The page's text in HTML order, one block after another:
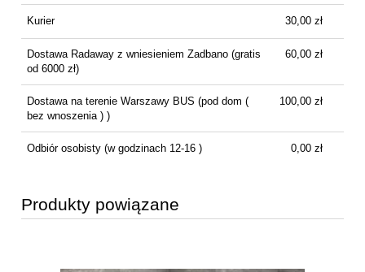
Kurier 30,00 zł
Dostawa Radaway z wniesieniem Zadbano(gratis
od 6000 zł)
60,00 zł
Dostawa na terenie Warszawy BUS (pod dom (
bez wnoszenia ) )
100,00 zł
Odbiór osobisty(w godzinach 12-16 ) 0,00 zł
Produkty powiązane